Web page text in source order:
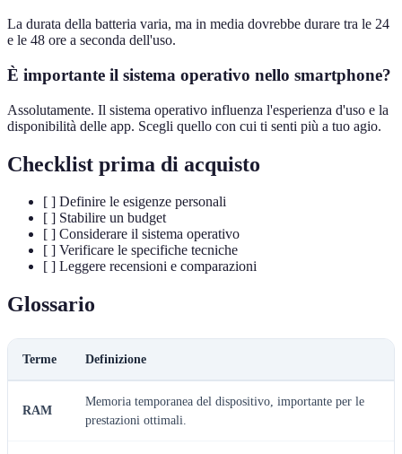
La durata della batteria varia, ma in media dovrebbe durare tra le 24
e le 48 ore a seconda dell'uso.
È importante il sistema operativo nello smartphone?
Assolutamente. Il sistema operativo influenza l'esperienza d'uso e la
disponibilità delle app. Scegli quello con cui ti senti più a tuo agio.
Checklist prima di acquisto
[ ] Definire le esigenze personali
[ ] Stabilire un budget
[ ] Considerare il sistema operativo
[ ] Verificare le specifiche tecniche
[ ] Leggere recensioni e comparazioni
Glossario
Terme Definizione
RAM
Memoria temporanea del dispositivo, importante per le
prestazioni ottimali.